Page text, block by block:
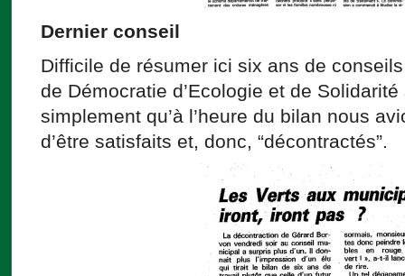
Dernier conseil
Difficile de résumer ici six ans de
de Démocratie d’Ecologie et de
simplement qu’à l’heure du bilan nous
d’être satisfaits et, donc, “décontractés”.